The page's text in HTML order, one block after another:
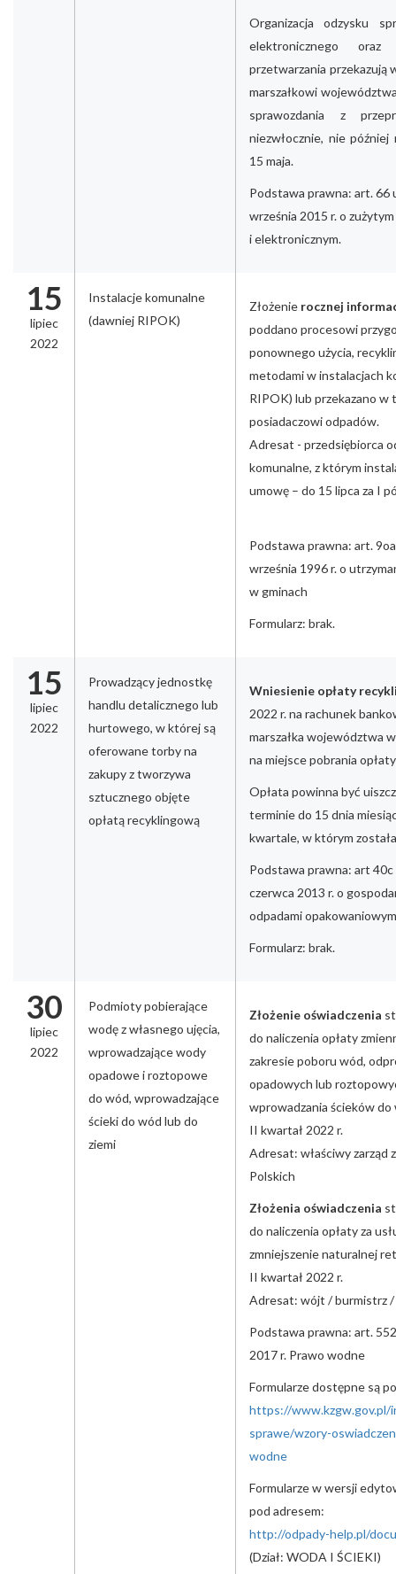
Organizacja odzysku
elektronicznego oraz
przetwarzania przekazują
marszałkowi
sprawozdania z
niezwłocznie, nie
15 maja.
Podstawa prawna: art. 66
września 2015 r. o
i elektronicznym.
15
lipiec
2022
Instalacje komunalne
(dawniej RIPOK)
Złożenie rocznej
poddano procesowi
ponownego użycia,
metodami w instalacjach
RIPOK) lub przekazano w
posiadaczowi odpadów.
Adresat - przedsiębiorca
komunalne, z którym
umowę – do 15 lipca za I
Podstawa prawna: art.
września 1996 r. o
w gminach
Formularz: brak.
15
lipiec
2022
Prowadzący jednostkę
handlu detalicznego lub
hurtowego, w której są
oferowane torby na
zakupy z tworzywa
sztucznego objęte
opłatą recyklingową
Wniesienie opłaty
2022 r. na rachunek
marszałka województwa
na miejsce pobrania
Opłata powinna być
terminie do 15 dnia
kwartale, w którym
Podstawa prawna: art
czerwca 2013 r. o
odpadami
Formularz: brak.
30
lipiec
2022
Podmioty pobierające
wodę z własnego ujęcia,
wprowadzające wody
opadowe i roztopowe
do wód, wprowadzające
ścieki do wód lub do
ziemi
Złożenie oświadczenia
do naliczenia opłaty
zakresie poboru wód,
opadowych lub
wprowadzania ścieków do
II kwartał 2022 r.
Adresat: właściwy zarząd
Polskich
Złożenia oświadczenia
do naliczenia opłaty za
zmniejszenie naturalnej
II kwartał 2022 r.
Adresat: wójt / burmistrz
Podstawa prawna: art.
2017 r. Prawo wodne
Formularze dostępne są
https://www.kzgw.gov.pl/
sprawe/wzory-
wodne
Formularze w wersji
pod adresem:
http://odpady-help.pl/
(Dział: WODA I ŚCIEKI)